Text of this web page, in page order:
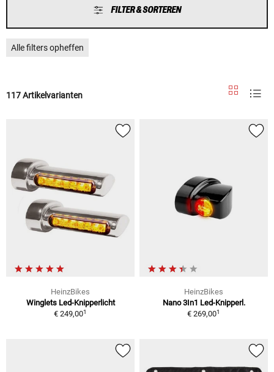
FILTER & SORTEREN
Alle filters opheffen
117 Artikelvarianten
HeinzBikes
Winglets Led-Knipperlicht
€ 249,001
HeinzBikes
Nano 3In1 Led-Knipperl.
€ 269,001